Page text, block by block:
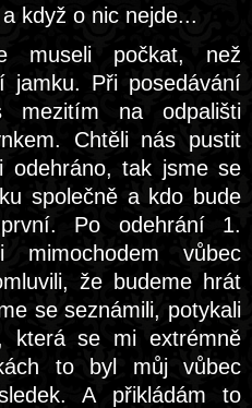
když o nic nejde...
museli počkat, než
jamku. Při posedávání
na odpališti
Chtěli nás pustit
odehráno, tak jsme se
společně a kdo bude
Po odehrání 1.
vůbec
že budeme hrát
se seznámili, potykali
se mi extrémně
to byl můj vůbec
A přikládám to